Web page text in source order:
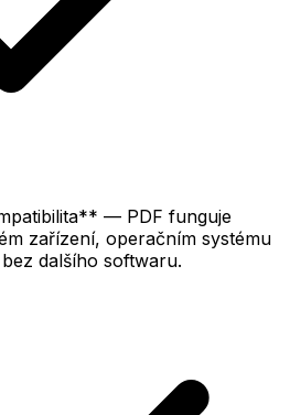
— PDF funguje
zařízení, operačním systému
dalšího softwaru.